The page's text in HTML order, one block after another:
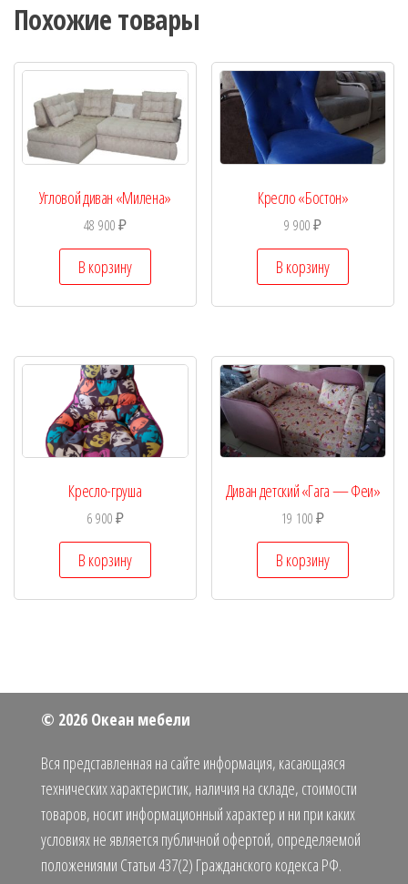
Похожие товары
Угловой диван «Милена»
48 900₽
В корзину
Кресло «Бостон»
9 900₽
В корзину
Кресло-груша
6 900₽
В корзину
Диван детский «Гага — Феи»
19 100₽
В корзину
© 2026 Океан мебели
Вся представленная на сайте информация, касающаяся
технических характеристик, наличия на складе, стоимости
товаров, носит информационный характер и ни при каких
условиях не является публичной офертой, определяемой
положениями Статьи 437(2) Гражданского кодекса РФ.